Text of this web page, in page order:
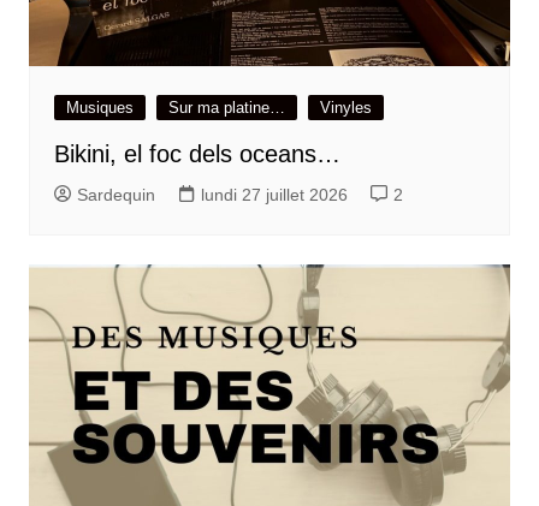
Musiques Sur ma platine… Vinyles
Bikini, el foc dels oceans…
Sardequin lundi 27 juillet 2026 2